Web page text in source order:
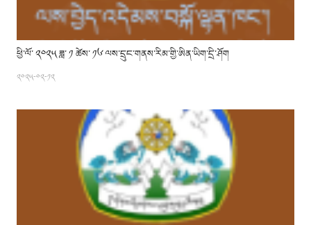
ཕྱི་ལོ་ ༢༠༢༥ ཟླ་ ༡ ཚེས་ ༡༦ ལས་དྲུང་གནས་རིམ་གྱི་ཨིན་ཡིག་དྲི་ཤོག
༢༠༢༥-༠༢-༡༢